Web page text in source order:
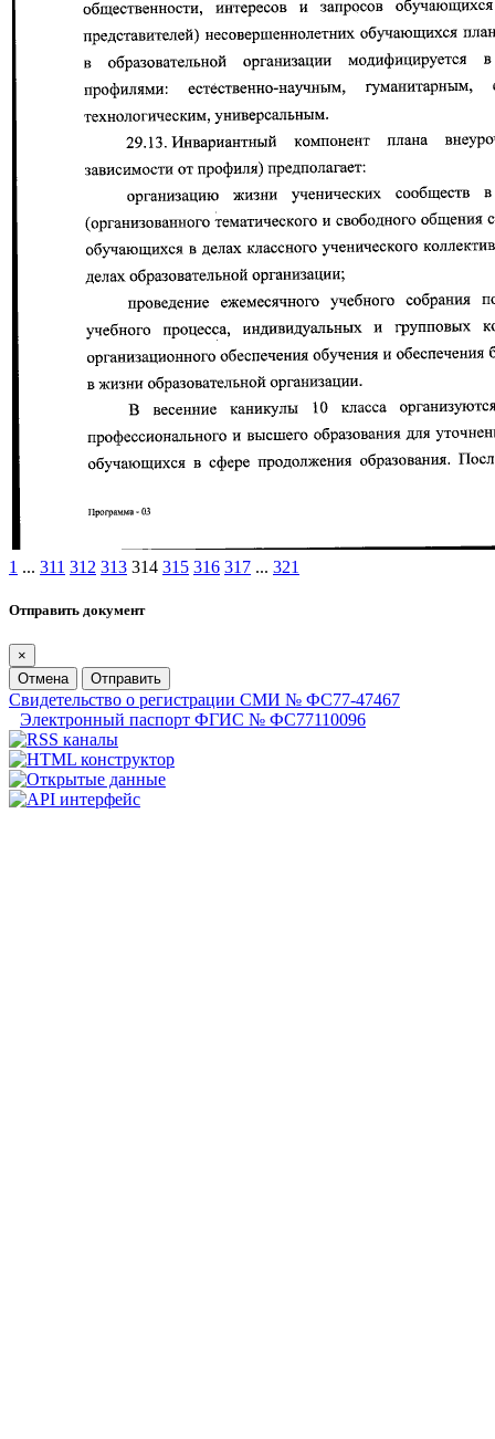
1 ... 311 312 313 314 315 316 317 ... 321
Отправить документ
×
Отмена
Отправить
Свидетельство о регистрации СМИ № ФС77-47467
Электронный паспорт ФГИС № ФС77110096